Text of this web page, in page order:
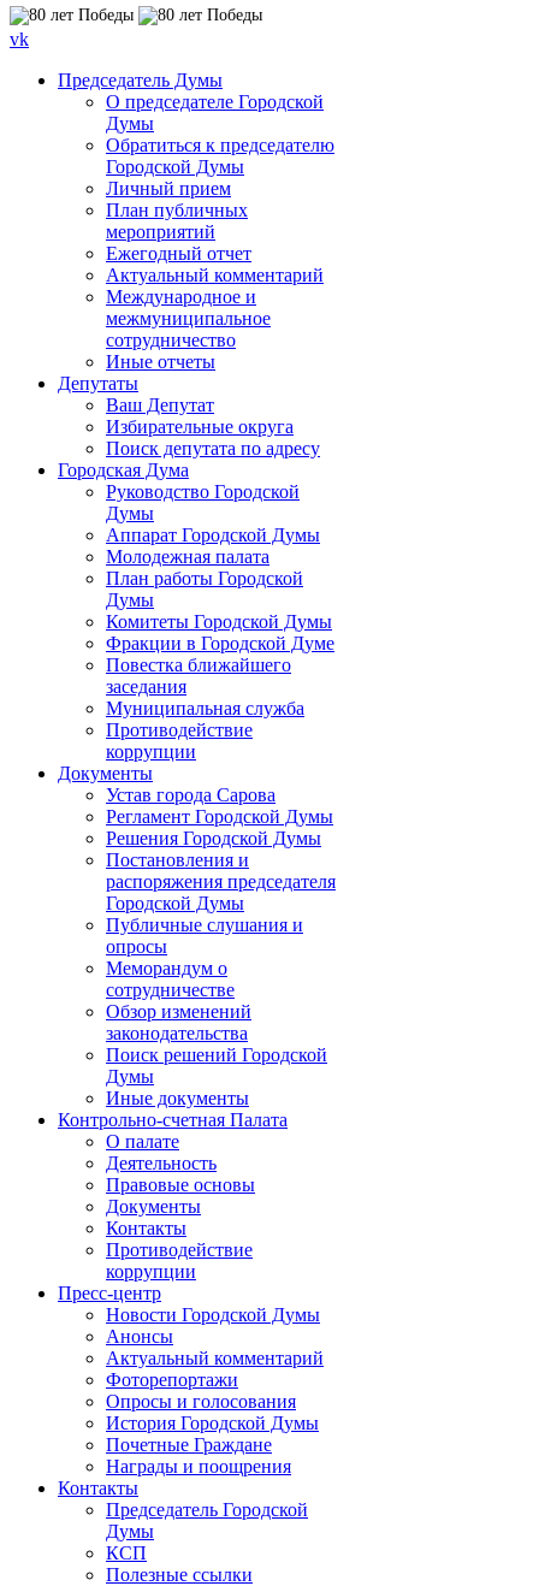
vk
Председатель Думы
О председателе Городской
Думы
Обратиться к председателю
Городской Думы
Личный прием
План публичных
мероприятий
Ежегодный отчет
Актуальный комментарий
Международное и
межмуниципальное
сотрудничество
Иные отчеты
Депутаты
Ваш Депутат
Избирательные округа
Поиск депутата по адресу
Городская Дума
Руководство Городской
Думы
Аппарат Городской Думы
Молодежная палата
План работы Городской
Думы
Комитеты Городской Думы
Фракции в Городской Думе
Повестка ближайшего
заседания
Муниципальная служба
Противодействие
коррупции
Документы
Устав города Сарова
Регламент Городской Думы
Решения Городской Думы
Постановления и
распоряжения председателя
Городской Думы
Публичные слушания и
опросы
Меморандум о
сотрудничестве
Обзор изменений
законодательства
Поиск решений Городской
Думы
Иные документы
Контрольно-счетная Палата
О палате
Деятельность
Правовые основы
Документы
Контакты
Противодействие
коррупции
Пресс-центр
Новости Городской Думы
Анонсы
Актуальный комментарий
Фоторепортажи
Опросы и голосования
История Городской Думы
Почетные Граждане
Награды и поощрения
Контакты
Председатель Городской
Думы
КСП
Полезные ссылки